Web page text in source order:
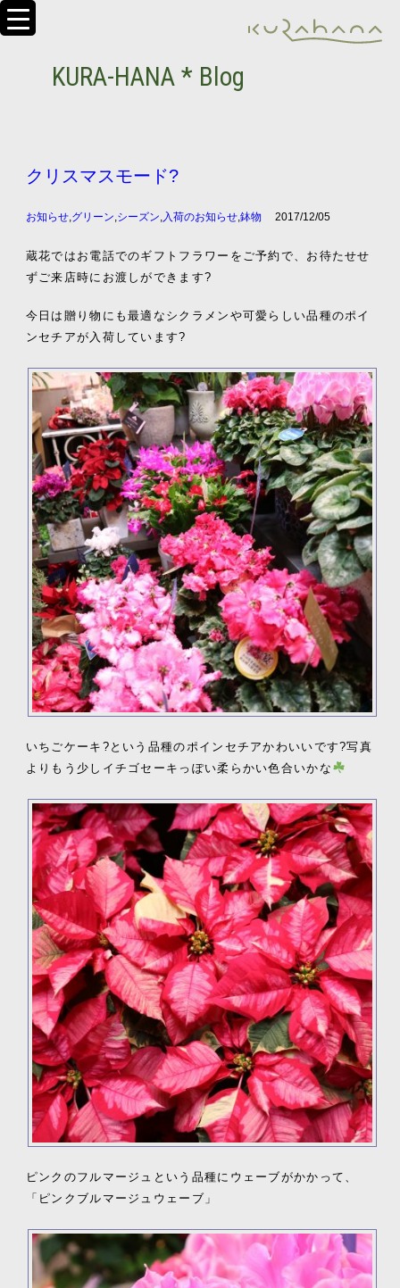
KURA-HANA * Blog
クリスマスモード?
お知らせ,グリーン,シーズン,入荷のお知らせ,鉢物 2017/12/05
蔵花ではお電話でのギフトフラワーをご予約で、お待たせせ
ずご来店時にお渡しができます?
今日は贈り物にも最適なシクラメンや可愛らしい品種のポイ
ンセチアが入荷しています?
いちごケーキ?という品種のポインセチアかわいいです?写真
よりもう少しイチゴセーキっぽい柔らかい色合いかな
ピンクのフルマージュという品種にウェーブがかかって、
「ピンクブルマージュウェーブ」